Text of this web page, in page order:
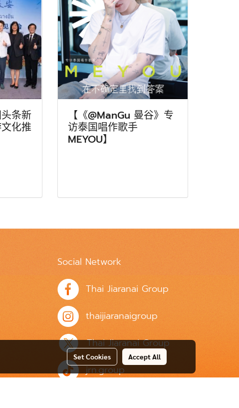
头条新
化推
【《@ManGu 曼谷》专
访泰国唱作歌手
MEYOU】
Social Network
Thai Jiaranai Group
thaijiaranaigroup
Thai Jiaranai Group
jrn.group
Set Cookies Accept All